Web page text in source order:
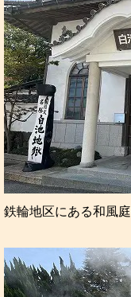
鉄輪地区にある和風